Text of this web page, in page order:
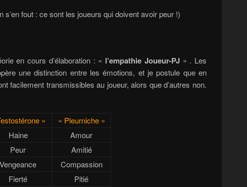
s’en fout : ce sont les joueurs qui doivent avoir peur !)
en cours d’élaboration : « l’empathie Joueur-PJ» . Les
une distinction entre les émotions, et je postule que en
facilement transmissibles au joueur, alors que d’autres non.
»
« Pleurniche »
Haine
Amour
Peur
Amitié
Vengeance
Compassion
Fierté
Pitié